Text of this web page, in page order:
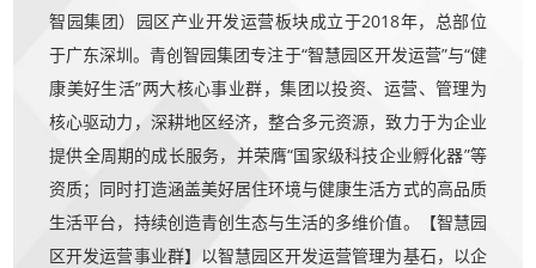
智园集团）园区产业开发运营板块成立于2018年，总部位
于广东深圳。青创智园集团专注于“智慧园区开发运营”与“健
康美好生活”两大核心事业群，集团以投资、运营、管理为
核心驱动力，深耕地区经济，整合多元资源，致力于为企业
提供全周期的成长服务，并荣膺“国家级科技企业孵化器”等
资质；同时打造涵盖美好居住环境与健康生活方式的高品质
生活平台，持续创造青创生态与生活的多维价值。【智慧园
区开发运营事业群】以智慧园区开发运营管理为基石，以企